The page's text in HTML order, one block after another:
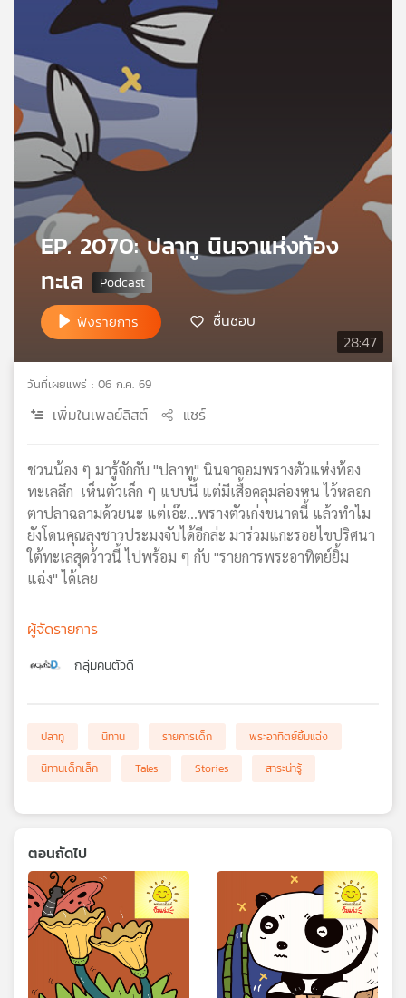
ข่าว
และ
กิจกรรม
เกี่ยว
กับ
เครือ
วิทยุ
ไทย
แผนที่
วิทยุ
เครือ
ข่าย
28:47
EP. 2070: ปลาทู นินจาแห่งท้อง
ทะเล
ฟังรายการ ชื่นชอบ
วันที่เผยแพร่ : 06 ก.ค. 69
เพิ่มในเพลย์ลิสต์ แชร์
ชวนน้อง ๆ มารู้จักกับ "ปลาทู" นินจาจอมพรางตัวแห่งท้อง
ทะเลลึก เห็นตัวเล็ก ๆ แบบนี้ แต่มีเสื้อคลุมล่องหน ไว้หลอก
ตาปลาฉลามด้วยนะ แต่เอ๊ะ...พรางตัวเก่งขนาดนี้ แล้วทำไม
ยังโดนคุณลุงชาวประมงจับได้อีกล่ะ มาร่วมแกะรอยไขปริศนา
ใต้ทะเลสุดว้าวนี้ ไปพร้อม ๆ กับ "รายการพระอาทิตย์ยิ้ม
แฉ่ง" ได้เลย
ผู้จัดรายการ
กลุ่มคนตัวดี
ปลาทู นิทาน รายการเด็ก
พระอาทิตย์ยิ้มแฉ่ง
นิทานเด็กเล็ก
Tales Stories สาระน่ารู้
ตอนถัดไป